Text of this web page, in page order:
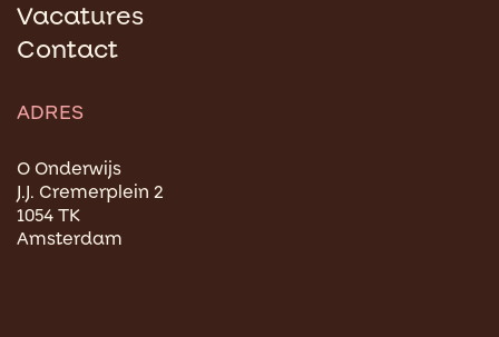
Vacatures
Contact
ADRES
O Onderwijs
J.J. Cremerplein 2
1054 TK
Amsterdam